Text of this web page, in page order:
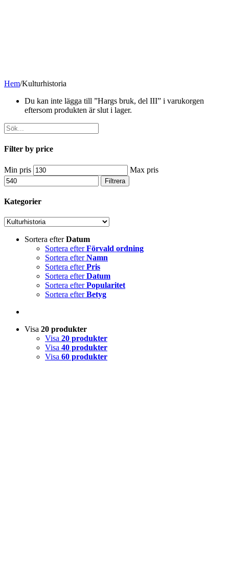
Hem/Kulturhistoria
Du kan inte lägga till ”Hargs bruk, del III” i varukorgen
eftersom produkten är slut i lager.
Filter by price
Min pris Max pris
Filtrera
Kategorier
Sortera efterDatum
Sortera efterFörvald ordning
Sortera efterNamn
Sortera efterPris
Sortera efterDatum
Sortera efterPopularitet
Sortera efterBetyg
Visa 20 produkter
Visa 20 produkter
Visa 40 produkter
Visa 60 produkter